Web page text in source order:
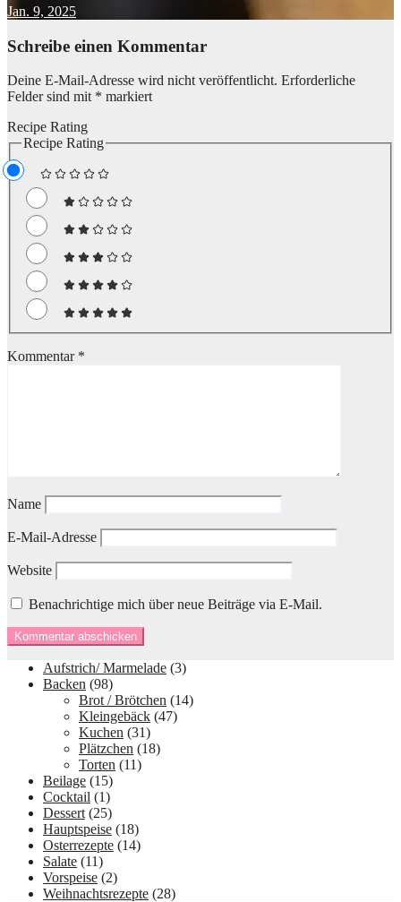
Jan. 9, 2025
Schreibe einen Kommentar
Deine E-Mail-Adresse wird nicht veröffentlicht. Erforderliche
Felder sind mit * markiert
Recipe Rating
Recipe Rating
Kommentar *
Name
E-Mail-Adresse
Website
Benachrichtige mich über neue Beiträge via E-Mail.
Aufstrich/ Marmelade (3)
Backen (98)
Brot / Brötchen (14)
Kleingebäck (47)
Kuchen (31)
Plätzchen (18)
Torten (11)
Beilage (15)
Cocktail (1)
Dessert (25)
Hauptspeise (18)
Osterrezepte (14)
Salate (11)
Vorspeise (2)
Weihnachtsrezepte (28)